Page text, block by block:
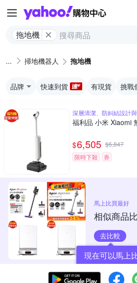
Yahoo
拖地機
掃地機器人 拖地機
品牌 快速到貨 有現貨 挑戰
深層清潔、防糾結設計
福利品 小米 Xiaomi
$6,505 $6,847
限時下殺
券
馬上比買最好
相似商品
去比較
現在可以馬上